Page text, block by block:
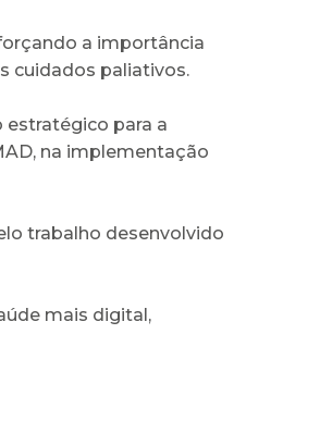
a importância
cuidados paliativos.
para a
na implementação
trabalho desenvolvido
mais digital,